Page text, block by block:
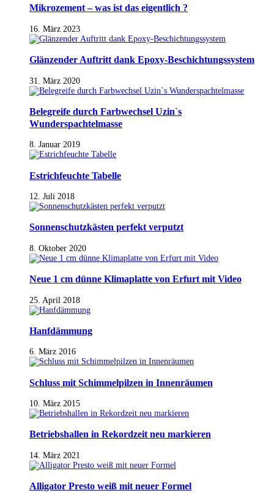
Mikrozement – was ist das eigentlich ?
16. März 2023
Glänzender Auftritt dank Epoxy-Beschichtungssystem
31. März 2020
Belegreife durch Farbwechsel Uzin`s
Wunderspachtelmasse
8. Januar 2019
Estrichfeuchte Tabelle
12. Juli 2018
Sonnenschutzkästen perfekt verputzt
8. Oktober 2020
Neue 1 cm dünne Klimaplatte von Erfurt mit Video
25. April 2018
Hanfdämmung
6. März 2016
Schluss mit Schimmelpilzen in Innenräumen
10. März 2015
Betriebshallen in Rekordzeit neu markieren
14. März 2021
Alligator Presto weiß mit neuer Formel